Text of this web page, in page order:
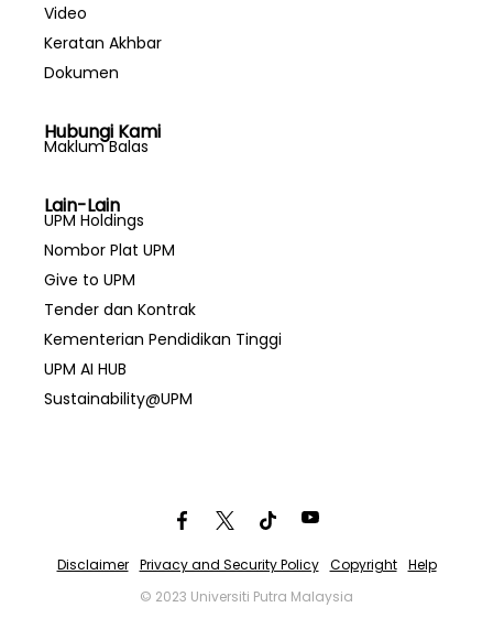
Video
Keratan Akhbar
Dokumen
Hubungi Kami
Maklum Balas
Lain-Lain
UPM Holdings
Nombor Plat UPM
Give to UPM
Tender dan Kontrak
Kementerian Pendidikan Tinggi
UPM AI HUB
Sustainability@UPM
Disclaimer Privacy and Security Policy Copyright
Help
© 2023 Universiti Putra Malaysia